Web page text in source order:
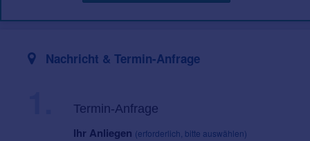
Nachricht & Termin-Anfrage
Termin-Anfrage
Ihr Anliegen (erforderlich, bitte auswählen)